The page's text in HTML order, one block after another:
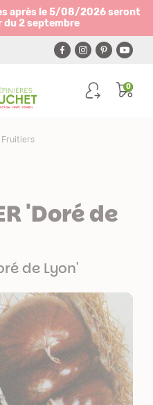
après le 5/08/2026 seront
du 2 septembre
0
Fruitiers
'Doré de
de Lyon'